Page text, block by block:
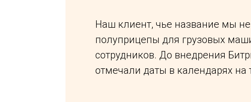
Наш клиент, чье название мы
полуприцепы для грузовых
сотрудников. До внедрения
отмечали даты в календарях